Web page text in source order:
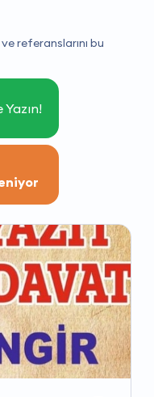
referanslarını bu